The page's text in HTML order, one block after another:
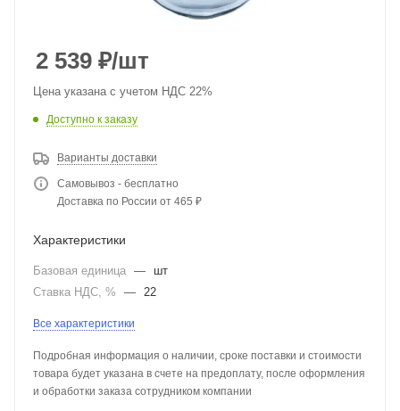
2 539 ₽/шт
Цена указана с учетом НДС 22%
Доступно к заказу
Варианты доставки
Самовывоз - бесплатно
Доставка по России от 465 ₽
Характеристики
Базовая единица —
шт
Ставка НДС, %
— 22
Все характеристики
Подробная информация о наличии, сроке поставки и стоимости
товара будет указана в счете на предоплату, после оформления
и обработки заказа сотрудником компании